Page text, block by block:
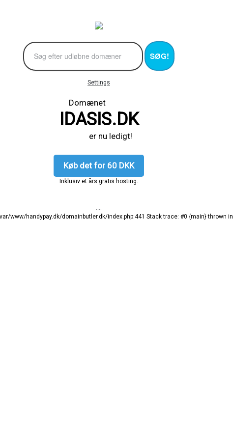
SØG!
Settings
Domænet
IDASIS.DK
er nu ledigt!
Køb det for 60 DKK
Inklusiv et års gratis hosting.
www/handypay.dk/domainbutler.dk/index.php:441 Stack trace: #0 {main} thrown in